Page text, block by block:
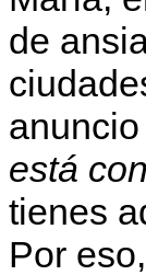
de
está
tienes
Por